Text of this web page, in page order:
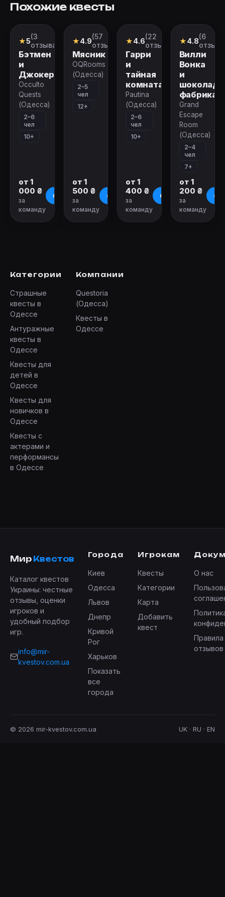
Похожие квесты
Квест
★5(3
отзыва)
Бэтмен
и
Джокер
Occulto
Quests
(Одесса)
2–6
чел
10+
от 1
000 ₴
за
команду
О квесте
Квест
★4.9(57
отзывов)
Мясник
OQRooms
(Одесса)
2–5
чел
12+
от 1
500 ₴
за
команду
О квесте
Квест
★4.6(22
отзыва)
Гарри
и
тайная
комната
Pautina
(Одесса)
2–6
чел
10+
от 1
400 ₴
за
команду
О квесте
Квест
★4.8(6
Вилли
Вонка
и
фабрика
Grand
Escape
Room
(Одесса)
2–4
чел
7+
от 1
200 ₴
за
команду
О
Категории
Страшные
квесты в
Одессе
Антуражные
квесты в
Одессе
Квесты для
детей в
Одессе
Квесты для
новичков в
Одессе
Квесты с
актерами и
перформансы
в Одессе
Компании
Questoria
(Одесса)
Квесты в
Одессе
Мир Квестов
Каталог квестов
Украины: честные
отзывы, оценки
игроков и
удобный подбор
игр.
info@mir-
kvestov.com.ua
Города
Киев
Одесса
Львов
Днепр
Кривой
Рог
Харьков
Показать
все
города
Игрокам
Квесты
Категории
Карта
Добавить
квест
О нас
отзывов
© 2026 mir-kvestov.com.ua UK · RU · EN